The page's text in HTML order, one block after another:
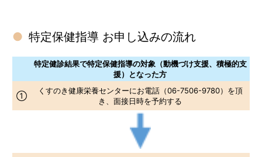
特定保健指導 お申し込みの流れ
特定健診結果で特定保健指導の対象（動機づけ支援、積極的支
援）となった方
①
くすのき健康栄養センターにお電話（06-7506-9780）を頂
き、面接日時を予約する